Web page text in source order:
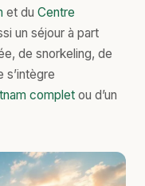
et du Centre
un séjour à part
de snorkeling, de
s’intègre
complet ou d’un